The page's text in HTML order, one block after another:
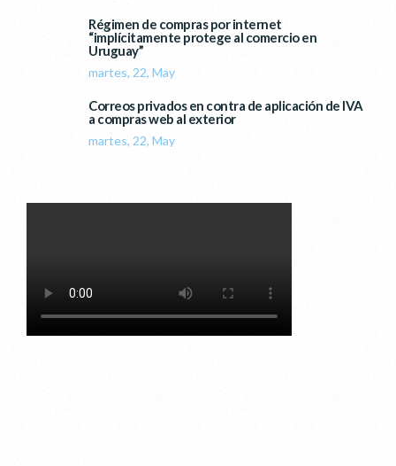
Régimen de compras por internet
“implícitamente protege al comercio en
Uruguay”
martes, 22, May
Correos privados en contra de aplicación de IVA
a compras web al exterior
martes, 22, May